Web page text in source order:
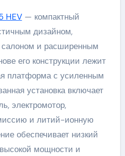
HEV— компактный
дизайном,
и расширенным
его конструкции лежит
платформа с усиленным
установка включает
электромотор,
и литий-ионную
обеспечивает низкий
мощности и